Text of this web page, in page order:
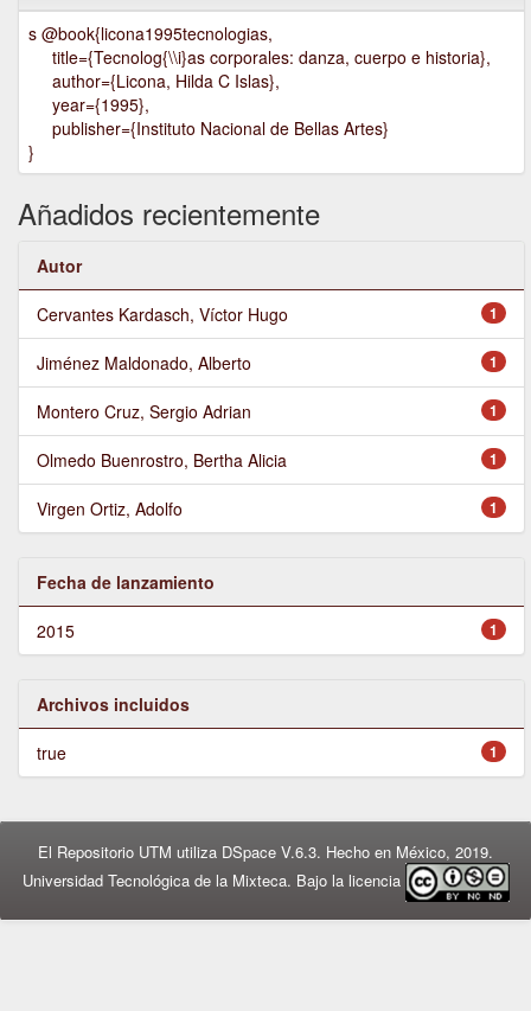
s @book{licona1995tecnologias,
title={Tecnolog{\\i}as corporales: danza, cuerpo e historia},
author={Licona, Hilda C Islas},
year={1995},
publisher={Instituto Nacional de Bellas Artes}
}
Añadidos recientemente
Autor
1
Cervantes Kardasch, Víctor Hugo
1
Jiménez Maldonado, Alberto
1
Montero Cruz, Sergio Adrian
1
Olmedo Buenrostro, Bertha Alicia
1
Virgen Ortiz, Adolfo
Fecha de lanzamiento
1
2015
Archivos incluidos
1
true
El Repositorio UTM utiliza DSpace V.6.3. Hecho en México, 2019.
Universidad Tecnológica de la Mixteca. Bajo la licencia